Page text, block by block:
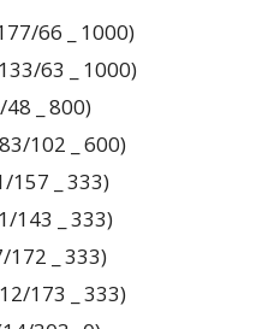
66 _ 1000)
63 _ 1000)
_ 800)
102 _ 600)
157 _ 333)
143 _ 333)
172 _ 333)
173 _ 333)